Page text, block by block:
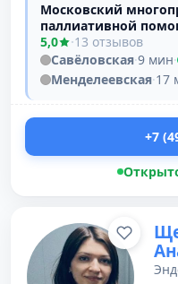
Московский
паллиативной
5,0
·13 отзывов
Савёловская·9 мин·
Менделеевская·17
+7